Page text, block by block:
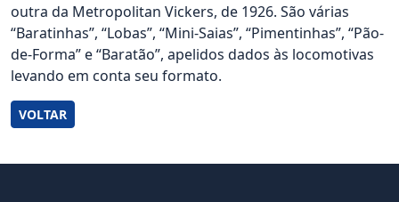
outra da Metropolitan Vickers, de 1926. São várias
“Baratinhas”, “Lobas”, “Mini-Saias”, “Pimentinhas”, “Pão-
de-Forma” e “Baratão”, apelidos dados às locomotivas
levando em conta seu formato.
VOLTAR